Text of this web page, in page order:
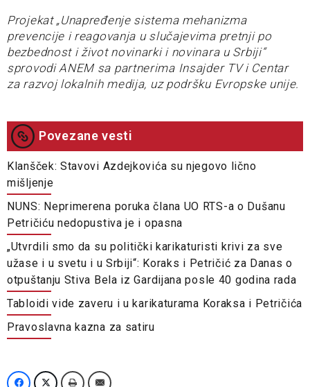
Projekat „Unapređenje sistema mehanizma
prevencije i reagovanja u slučajevima pretnji po
bezbednost i život novinarki i novinara u Srbiji“
sprovodi ANEM sa partnerima Insajder TV i Centar
za razvoj lokalnih medija, uz podršku Evropske unije.
Povezane vesti
Klanšček: Stavovi Azdejkovića su njegovo lično
mišljenje
NUNS: Neprimerena poruka člana UO RTS-a o Dušanu
Petričiću nedopustiva je i opasna
„Utvrdili smo da su politički karikaturisti krivi za sve
užase i u svetu i u Srbiji“: Koraks i Petričić za Danas o
otpuštanju Stiva Bela iz Gardijana posle 40 godina rada
Tabloidi vide zaveru i u karikaturama Koraksa i Petričića
Pravoslavna kazna za satiru